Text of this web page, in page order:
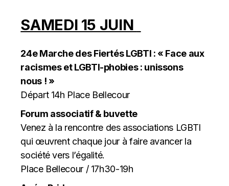
SAMEDI 15 JUIN
24e Marche des Fiertés LGBTI : « Face aux
racismes et LGBTI-phobies : unissons
nous ! »
Départ 14h Place Bellecour
Forum associatif & buvette
Venez à la rencontre des associations LGBTI
qui œuvrent chaque jour à faire avancer la
société vers l’égalité.
Place Bellecour / 17h30-19h